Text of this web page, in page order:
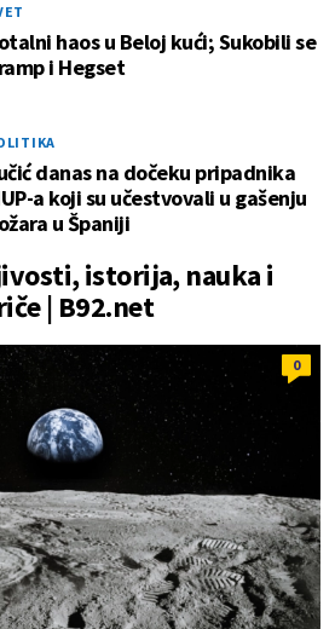
haos u Beloj kući; Sukobili se
i Hegset
danas na dočeku pripadnika
a koji su učestvovali u gašenju
u Španiji
istorija, nauka i
| B92.net
0